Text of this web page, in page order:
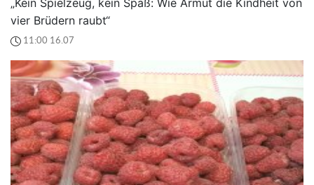
vier Brüdern raubt“
11:00 16.07